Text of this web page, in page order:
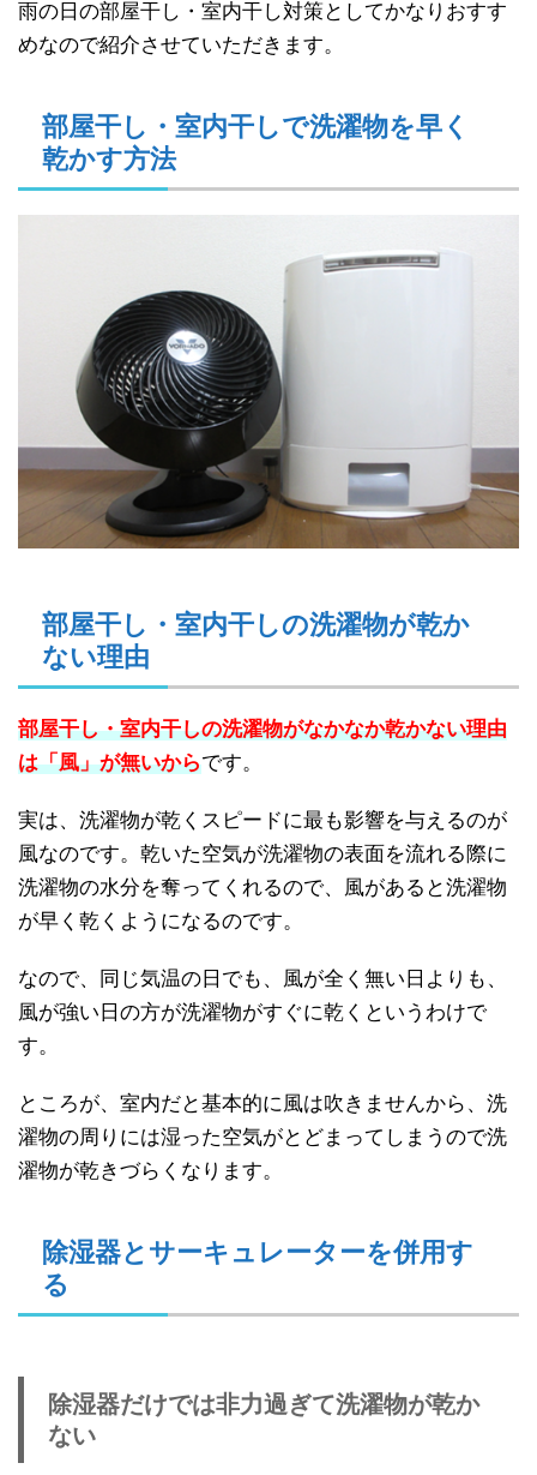
雨の日の部屋干し・室内干し対策としてかなりおすす
めなので紹介させていただきます。
部屋干し・室内干しで洗濯物を早く
乾かす方法
部屋干し・室内干しの洗濯物が乾か
ない理由
部屋干し・室内干しの洗濯物がなかなか乾かない理由
は「風」が無いからです。
実は、洗濯物が乾くスピードに最も影響を与えるのが
風なのです。乾いた空気が洗濯物の表面を流れる際に
洗濯物の水分を奪ってくれるので、風があると洗濯物
が早く乾くようになるのです。
なので、同じ気温の日でも、風が全く無い日よりも、
風が強い日の方が洗濯物がすぐに乾くというわけで
す。
ところが、室内だと基本的に風は吹きませんから、洗
濯物の周りには湿った空気がとどまってしまうので洗
濯物が乾きづらくなります。
除湿器とサーキュレーターを併用す
る
除湿器だけでは非力過ぎて洗濯物が乾か
ない